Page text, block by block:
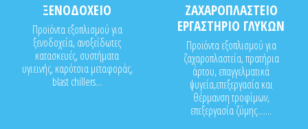
ΞΕΝΟΔΟΧΕΙΟ
Προϊόντα εξοπλισμού για
ξενοδοχεία, ανοξείδωτες
κατασκευές, συστήματα
υγιεινής, καρότσια μεταφοράς,
blast chillers...
ΖΑΧΑΡΟΠΛΑΣΤΕΙΟ
ΕΡΓΑΣΤΗΡΙΟ ΓΛΥΚΩΝ
Προϊόντα εξοπλισμού για
ζαχαροπλαστεία, πρατήρια
άρτου, επαγγελματικά
ψυγεία,επεξεργασία και
θέρμανση τροφίμων,
επεξεργασία ζύμης.......